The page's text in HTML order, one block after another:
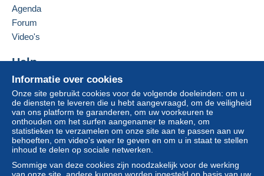
Als de verkoopvoorwaarden van de verkoper
clausules bevatten met betrekking tot de betaling,
moeten deze als nietig worden beschouwd. De
Delcampe, zoals gedefinieerd in de
toepassing zijn.
Aankopen moeten worden betaald binnen14
dagenna ontvangst van de eindafrekening van de
verkoper.
I ALWAYS COMBINE LOTS FOR SAVE
Informatie over cookies
Onze site gebruikt cookies voor de volgende doeleinden: om u
de diensten te leveren die u hebt aangevraagd, om de veiligheid
van ons platform te garanderen, om uw voorkeuren te
onthouden om het surfen aangenamer te maken, om
statistieken te verzamelen om onze site aan te passen aan uw
behoeften, om video's weer te geven en om u in staat te stellen
inhoud te delen op sociale netwerken.
Sommige van deze cookies zijn noodzakelijk voor de werking
Agenda
Forum
Video's
Help
Hulpcentrum
Kopen op Delcampe
Verkopen op Delcampe
Een beveiligde website